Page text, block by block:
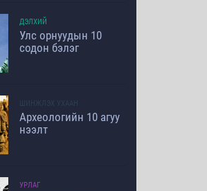
ДЭЛХИЙ
Улс орнуудын 10
содон бэлэг
ШИНЖЛЭХ УХААН
Археологийн 10 агуу
нээлт
УРЛАГ